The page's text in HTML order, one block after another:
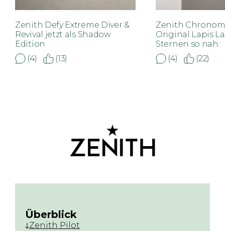
Zenith Defy Extreme Diver &
Revival jetzt als Shadow
Edition
(4)
(13)
Zenith
Original Lapis
Sternen so nah
(4)
(22)
Überblick
Zenith Pilot